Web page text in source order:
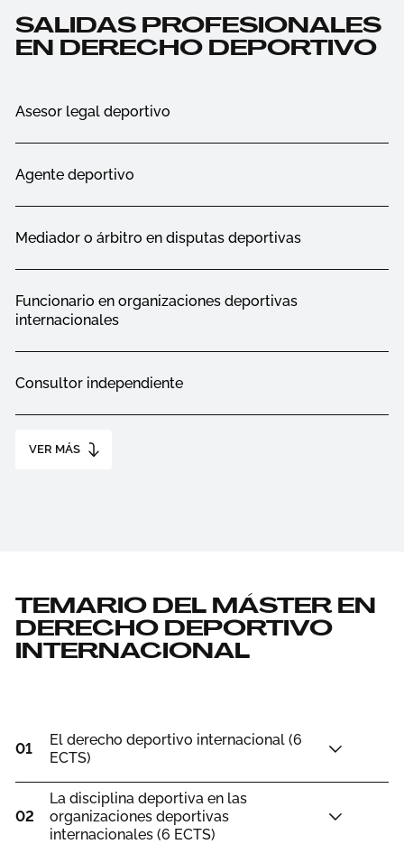
SALIDAS PROFESIONALES
EN DERECHO DEPORTIVO
Asesor legal deportivo
Agente deportivo
Mediador o árbitro en disputas deportivas
Funcionario en organizaciones deportivas
internacionales
Consultor independiente
VER MÁS
TEMARIO DEL MÁSTER EN
DERECHO DEPORTIVO
INTERNACIONAL
01
El derecho deportivo internacional (6
ECTS)
02
La disciplina deportiva en las
organizaciones deportivas
internacionales (6 ECTS)